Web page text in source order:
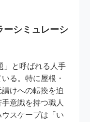
ーシミュレーシ
」と呼ばれる人手
る。特に屋根・
けへの転換を迫
意識を持つ職人
スケープは「い